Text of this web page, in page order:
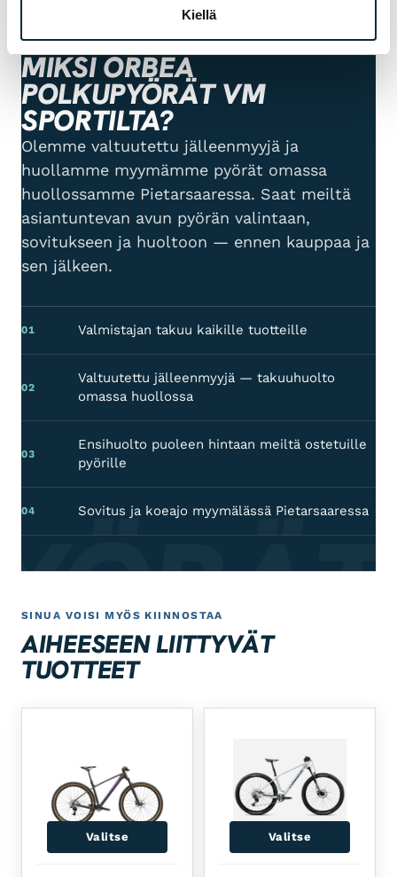
Kiellä
TAKUU & PALVELU
MIKSI ORBEA
POLKUPYÖRÄT VM
SPORTILTA?
Olemme valtuutettu jälleenmyyjä ja
huollamme myymämme pyörät omassa
huollossamme Pietarsaaressa. Saat meiltä
asiantuntevan avun pyörän valintaan,
sovitukseen ja huoltoon — ennen kauppaa ja
sen jälkeen.
01 Valmistajan takuu kaikille tuotteille
02
Valtuutettu jälleenmyyjä — takuuhuolto
omassa huollossa
03
Ensihuolto puoleen hintaan meiltä ostetuille
pyörille
04 Sovitus ja koeajo myymälässä Pietarsaaressa
SINUA VOISI MYÖS KIINNOSTAA
AIHEESEEN LIITTYVÄT
TUOTTEET
Valitse Valitse